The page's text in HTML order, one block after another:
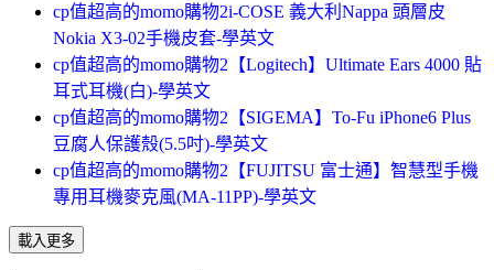
cp值超高的momo購物2i-COSE 義大利Nappa 頭層皮
Nokia X3-02手機皮套-學英文
cp值超高的momo購物2【Logitech】Ultimate Ears 4000 貼
耳式耳機(白)-學英文
cp值超高的momo購物2【SIGEMA】To-Fu iPhone6 Plus
豆腐人保護殼(5.5吋)-學英文
cp值超高的momo購物2【FUJITSU 富士通】智慧型手機
專用耳機麥克風(MA-11PP)-學英文
載入更多